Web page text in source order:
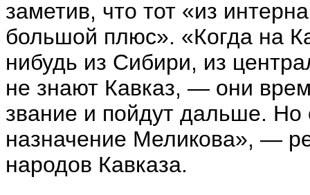
заметив, что тот «из
большой плюс». «Когда на
нибудь из Сибири, из
не знают Кавказ, — они
звание и пойдут дальше. Но
назначение Меликова», —
народов Кавказа.